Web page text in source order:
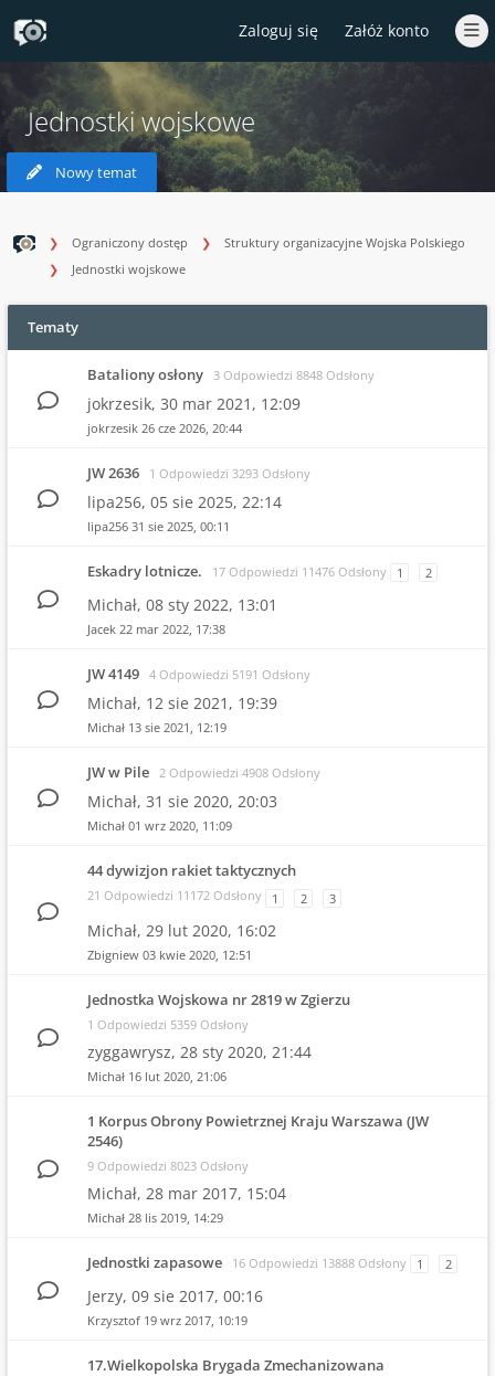
Zaloguj się Załóż konto
Jednostki wojskowe
Nowy temat
Ograniczony dostęp
Struktury organizacyjne Wojska Polskiego
Jednostki wojskowe
Tematy
Bataliony osłony 3 Odpowiedzi 8848 Odsłony
jokrzesik, 30 mar 2021, 12:09
jokrzesik 26 cze 2026, 20:44
JW 2636 1 Odpowiedzi 3293 Odsłony
lipa256, 05 sie 2025, 22:14
lipa256 31 sie 2025, 00:11
Eskadry lotnicze. 17 Odpowiedzi 11476 Odsłony 1 2
Michał, 08 sty 2022, 13:01
Jacek 22 mar 2022, 17:38
JW 4149 4 Odpowiedzi 5191 Odsłony
Michał, 12 sie 2021, 19:39
Michał 13 sie 2021, 12:19
JW w Pile 2 Odpowiedzi 4908 Odsłony
Michał, 31 sie 2020, 20:03
Michał 01 wrz 2020, 11:09
44 dywizjon rakiet taktycznych
21 Odpowiedzi 11172 Odsłony 1 2 3
Michał, 29 lut 2020, 16:02
Zbigniew 03 kwie 2020, 12:51
Jednostka Wojskowa nr 2819 w Zgierzu
1 Odpowiedzi 5359 Odsłony
zyggawrysz, 28 sty 2020, 21:44
Michał 16 lut 2020, 21:06
1 Korpus Obrony Powietrznej Kraju Warszawa (JW
2546)
9 Odpowiedzi 8023 Odsłony
Michał, 28 mar 2017, 15:04
Michał 28 lis 2019, 14:29
Jednostki zapasowe 16 Odpowiedzi 13888 Odsłony 1 2
Jerzy, 09 sie 2017, 00:16
Krzysztof 19 wrz 2017, 10:19
17.Wielkopolska Brygada Zmechanizowana